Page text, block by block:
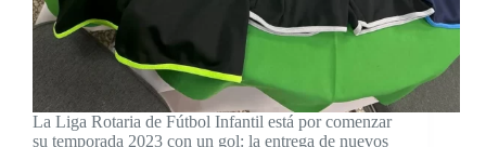
La Liga Rotaria de Fútbol Infantil está por comenzar
su temporada 2023 con un gol: la entrega de nuevos